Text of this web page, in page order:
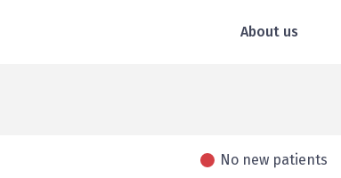
About us
No new patients